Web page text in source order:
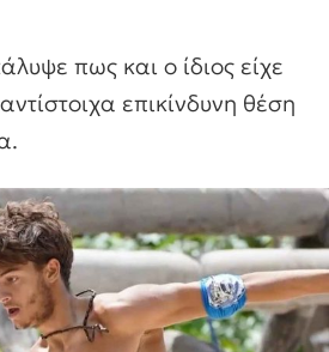
πως και ο ίδιος είχε
επικίνδυνη θέση